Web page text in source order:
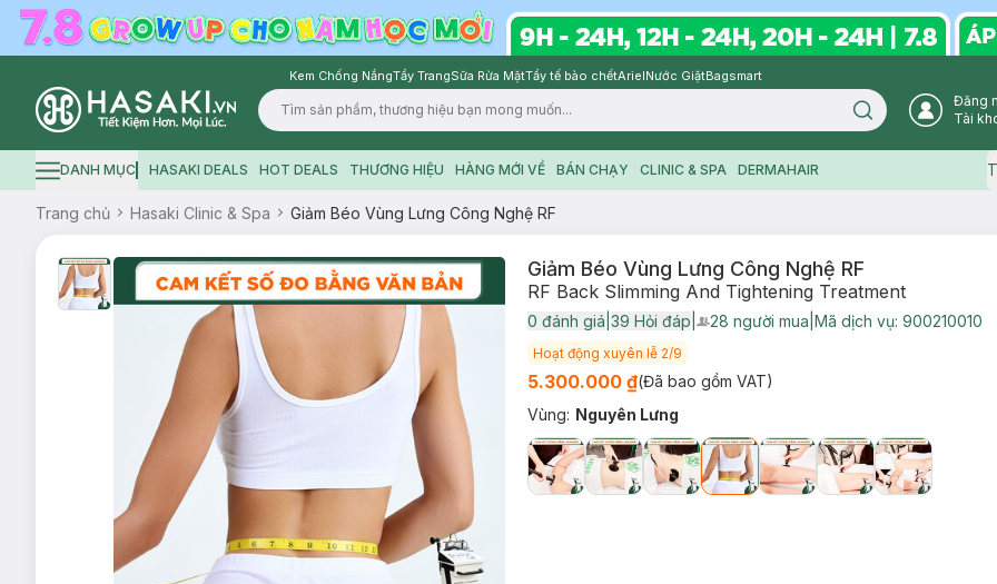
Kem Chống NắngTẩy TrangSữa Rửa MặtTẩy tế bào chếtArielNước GiặtBagsmart
Logo
Search icon
Đăng
Tài
Hamburger icon
DANH MỤC HASAKI DEALS HOT DEALS THƯƠNG HIỆU HÀNG MỚI VỀ BÁN CHẠY CLINIC & SPA DERMAHAIR
Trang chủ Hasaki Clinic & Spa Giảm Béo Vùng Lưng Công Nghệ RF
Giảm Béo Vùng Lưng Công Nghệ RF
RF Back Slimming And Tightening Treatment
0 đánh giá 39 Hỏi đáp User Product Icon
28 người mua Mã dịch vụ: 900210010
Hoạt động xuyên lễ 2/9
5.300.000 ₫(Đã bao gồm VAT)
Vùng: Nguyên Lưng